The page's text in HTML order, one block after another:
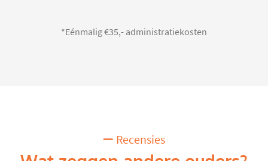
*Eénmalig €35,- administratiekosten
Recensies